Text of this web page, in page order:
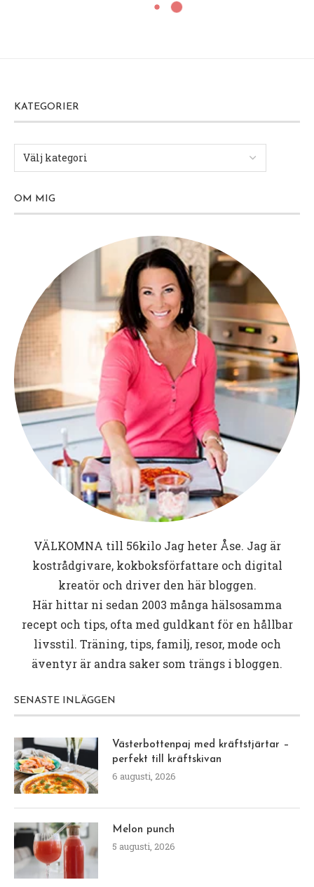
KATEGORIER
OM MIG
VÄLKOMNA till 56kiloJag heter Åse. Jag är
kostrådgivare, kokboksförfattare och digital
kreatör och driver den här bloggen.
Här hittar ni sedan 2003 många hälsosamma
recept och tips, ofta med guldkant för en hållbar
livsstil. Träning, tips, familj, resor, mode och
äventyr är andra saker som trängs i bloggen.
SENASTE INLÄGGEN
Västerbottenpaj med kräftstjärtar –
perfekt till kräftskivan
6 augusti, 2026
Melon punch
5 augusti, 2026